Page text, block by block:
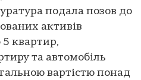
подала позов до
активів
квартир,
та автомобіль
вартістю понад